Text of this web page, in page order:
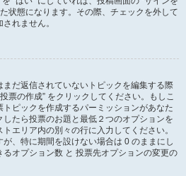
状態になります。その際、チェックを外して
れません。
だ返信されていないトピックを編集する際
票の作成” をクリックしてください。もしこ
ピックを作成するパーミッションがあなた
たら投票のお題と最低２つのオプションを
エリア内の別々の行に入力してください。
、特に期間を設けない場合は 0 のままにし
オプション数 と 投票先オプションの変更の